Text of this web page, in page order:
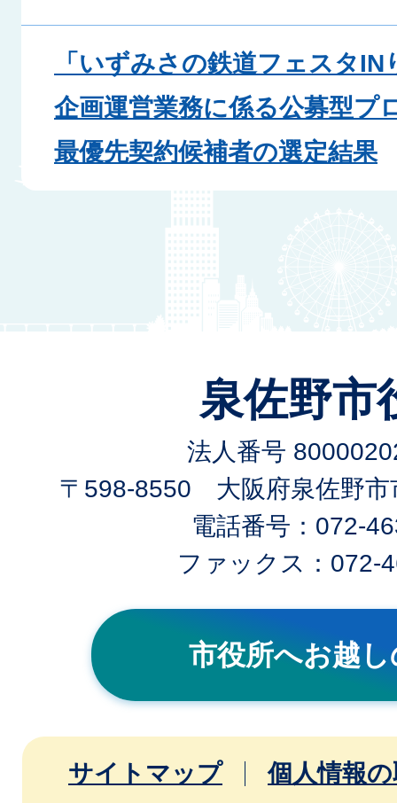
「いずみさの鉄道フェスタ
企画運営業務に係る公募型プ
最優先契約候補者の選定結果
泉佐野市
法人番号
〒598-8550 大阪府泉佐野市
電話番号：072-
ファックス：072-
市役所へお越
サイトマップ
個人情報